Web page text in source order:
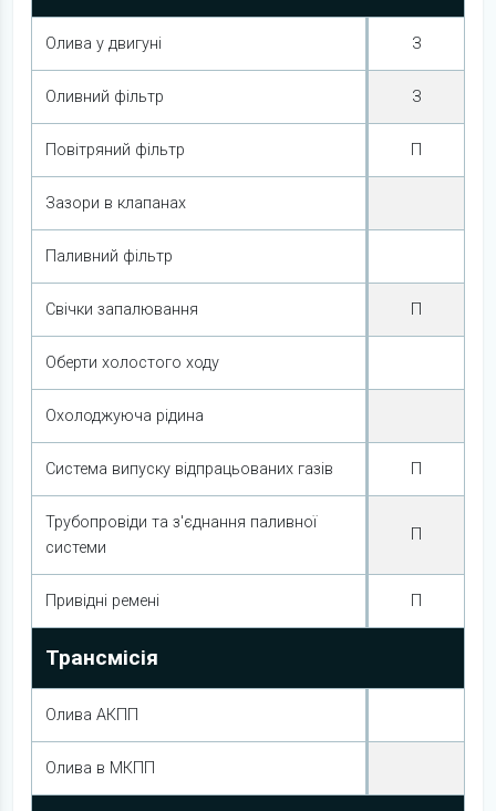
Олива у двигуні З
Оливний фільтр З
Повітряний фільтр П
Зазори в клапанах
Паливний фільтр
Свічки запалювання П
Оберти холостого ходу
Охолоджуюча рідина
Система випуску відпрацьованих газів П
Трубопровіди та з'єднання паливної
системи
П
Привідні ремені П
Трансмісія
Олива АКПП
Олива в МКПП